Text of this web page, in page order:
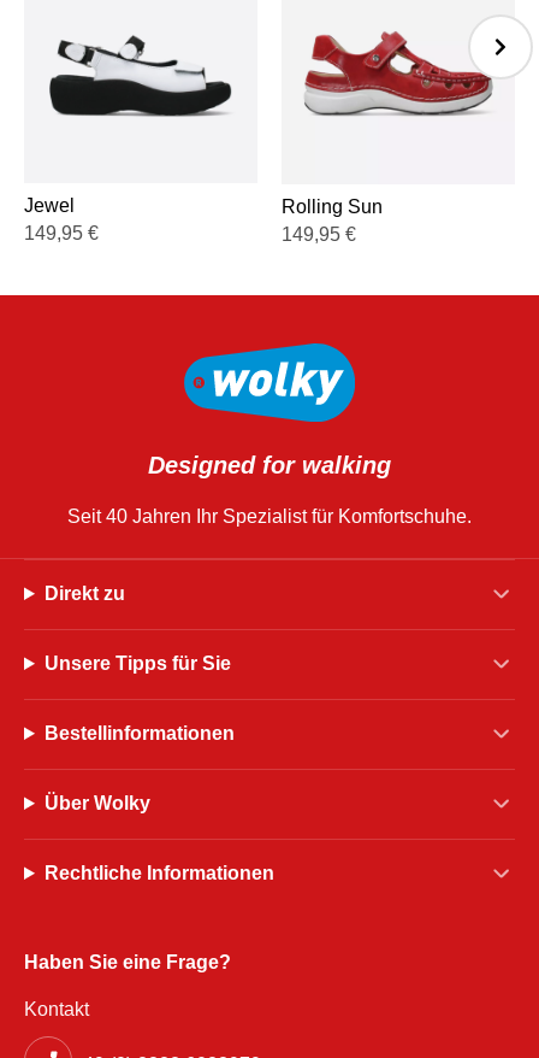
Jewel
149,95 €
Rolling Sun
149,95 €
Designed for walking
Seit 40 Jahren Ihr Spezialist für Komfortschuhe.
Direkt zu
Unsere Tipps für Sie
Bestellinformationen
Über Wolky
Rechtliche Informationen
Haben Sie eine Frage?
Kontakt